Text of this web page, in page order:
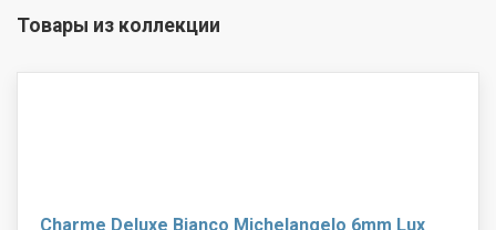
Товары из коллекции
Charme Deluxe Bianco Michelangelo 6mm Lux